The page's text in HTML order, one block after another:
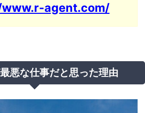
agent.com/
悪な仕事だと思った理由